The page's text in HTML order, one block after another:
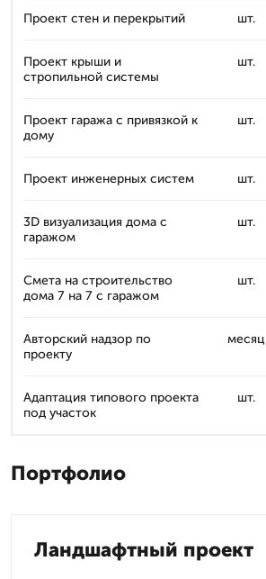
Проект стен и перекрытий шт.
Проект крыши и
стропильной системы
шт.
Проект гаража с привязкой к
дому
шт.
Проект инженерных систем шт.
3D визуализация дома с
гаражом
шт.
Смета на строительство
дома 7 на 7 с гаражом
шт.
Авторский надзор по
проекту
месяц
Адаптация типового проекта
под участок
шт.
Портфолио
Ландшафтный проект